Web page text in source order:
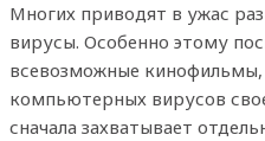
Многих приводят в ужас
вирусы. Особенно этому
всевозможные кинофильмы,
компьютерных вирусов
сначала захватывает